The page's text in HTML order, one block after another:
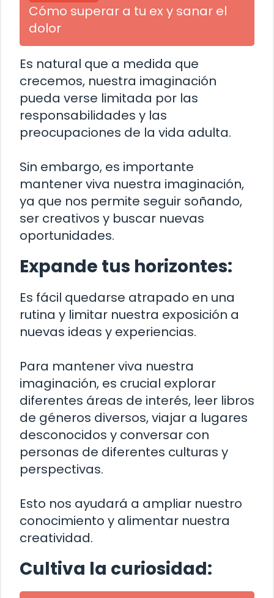
Cómo superar a tu ex y sanar el
dolor
Es natural que a medida que
crecemos, nuestra imaginación
pueda verse limitada por las
responsabilidades y las
preocupaciones de la vida adulta.
Sin embargo, es importante
mantener viva nuestra imaginación,
ya que nos permite seguir soñando,
ser creativos y buscar nuevas
oportunidades.
Expande tus horizontes:
Es fácil quedarse atrapado en una
rutina y limitar nuestra exposición a
nuevas ideas y experiencias.
Para mantener viva nuestra
imaginación, es crucial explorar
diferentes áreas de interés, leer libros
de géneros diversos, viajar a lugares
desconocidos y conversar con
personas de diferentes culturas y
perspectivas.
Esto nos ayudará a ampliar nuestro
conocimiento y alimentar nuestra
creatividad.
Cultiva la curiosidad: